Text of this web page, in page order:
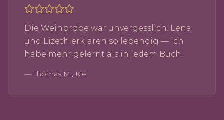
Die Weinprobe war unvergesslich. Lena
und Lizeth erklären so lebendig — ich
habe mehr gelernt als in jedem Buch.
—Thomas M., Kiel